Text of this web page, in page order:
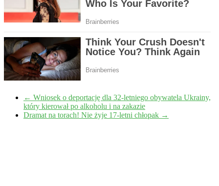
← Wniosek o deportację dla 32-letniego obywatela Ukrainy,
który kierował po alkoholu i na zakazie
Dramat na torach! Nie żyje 17-letni chłopak →